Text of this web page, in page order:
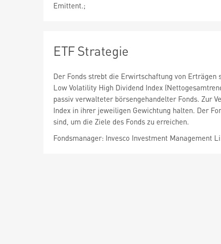
Emittent.;
ETF Strategie
Der Fonds strebt die Erwirtschaftung von
Low Volatility High Dividend Index
passiv verwalteter börsengehandelter Fonds. Zur
Index in ihrer jeweiligen Gewichtung halten. Der
sind, um die Ziele des Fonds zu erreichen.
Fondsmanager: Invesco Investment Management